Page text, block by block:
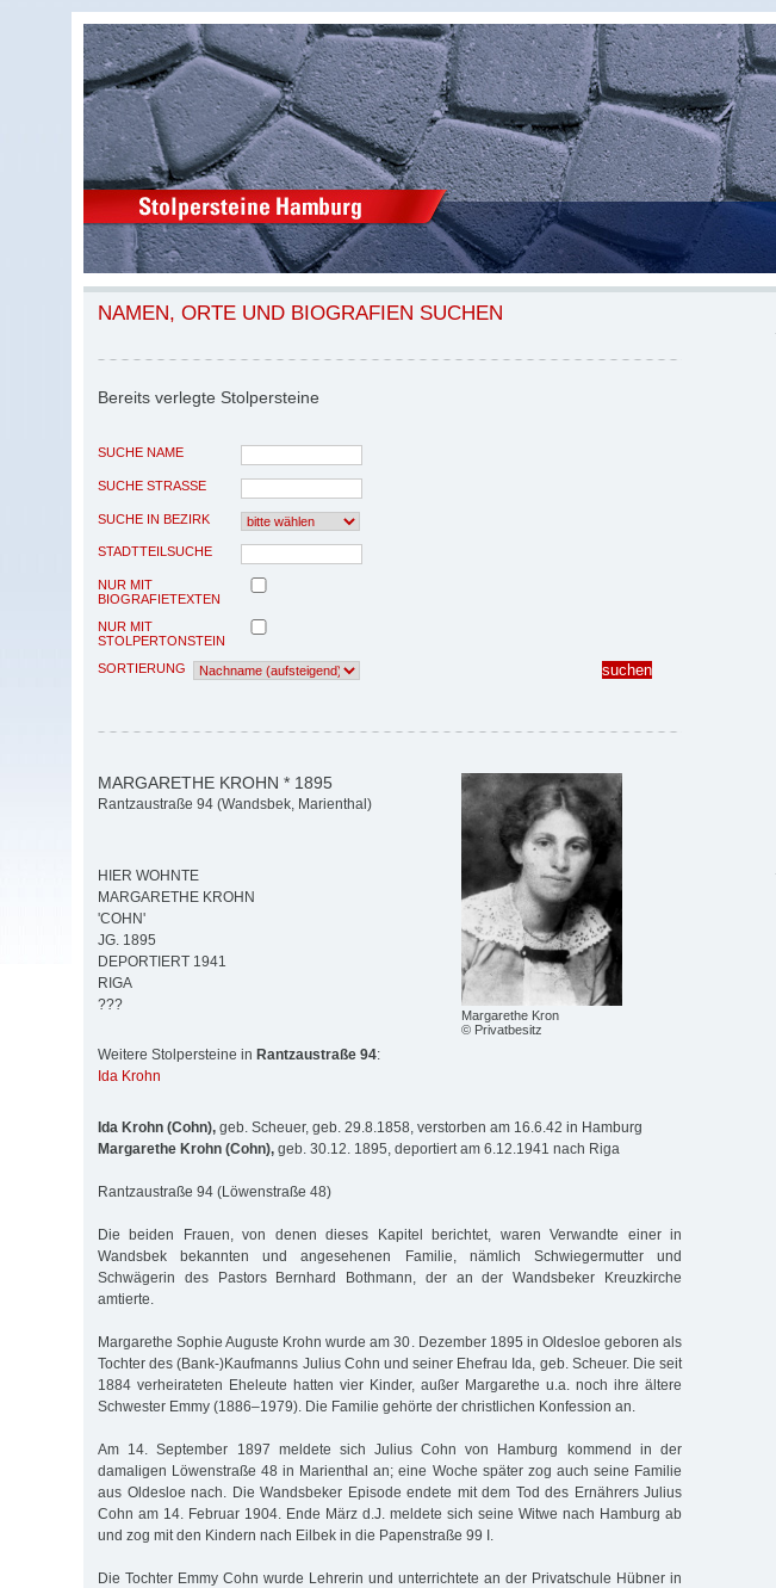
NAMEN, ORTE UND BIOGRAFIEN SUCHEN
Bereits verlegte Stolpersteine
SUCHE NAME
SUCHE STRASSE
SUCHE IN BEZIRK
STADTTEILSUCHE
NUR MIT
BIOGRAFIETEXTEN
NUR MIT
STOLPERTONSTEIN
SORTIERUNG
Margarethe Kron
© Privatbesitz
MARGARETHE KROHN * 1895
Rantzaustraße 94 (Wandsbek, Marienthal)
HIER WOHNTE
MARGARETHE KROHN
'COHN'
JG. 1895
DEPORTIERT 1941
RIGA
???
Weitere Stolpersteine in Rantzaustraße 94:
Ida Krohn
Ida Krohn (Cohn), geb. Scheuer, geb. 29.8.1858, verstorben am 16.6.42 in Hamburg
Margarethe Krohn (Cohn), geb. 30.12. 1895, deportiert am 6.12.1941 nach Riga
Rantzaustraße 94 (Löwenstraße 48)
Die beiden Frauen, von denen dieses Kapitel berichtet, waren Verwandte einer in
Wandsbek bekannten und angesehenen Familie, nämlich Schwiegermutter und
Schwägerin des Pastors Bernhard Bothmann, der an der Wandsbeker Kreuzkirche
amtierte.
Margarethe Sophie Auguste Krohn wurde am 30. Dezember 1895 in Oldesloe geboren als
Tochter des (Bank-)Kaufmanns Julius Cohn und seiner Ehefrau Ida, geb. Scheuer. Die seit
1884 verheirateten Eheleute hatten vier Kinder, außer Margarethe u.a. noch ihre ältere
Schwester Emmy (1886–1979). Die Familie gehörte der christlichen Konfession an.
Am 14. September 1897 meldete sich Julius Cohn von Hamburg kommend in der
damaligen Löwenstraße 48 in Marienthal an; eine Woche später zog auch seine Familie
aus Oldesloe nach. Die Wandsbeker Episode endete mit dem Tod des Ernährers Julius
Cohn am 14. Februar 1904. Ende März d.J. meldete sich seine Witwe nach Hamburg ab
und zog mit den Kindern nach Eilbek in die Papenstraße 99 I.
Die Tochter Emmy Cohn wurde Lehrerin und unterrichtete an der Privatschule Hübner in